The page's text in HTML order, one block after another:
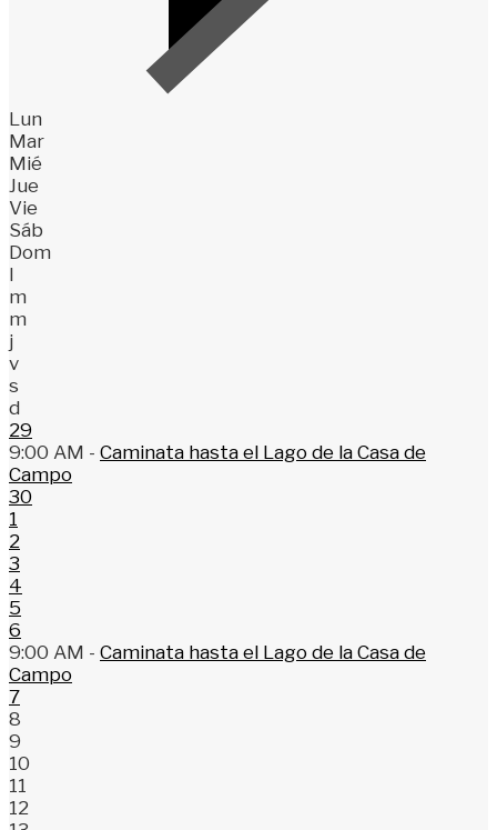
Lun
Mar
Mié
Jue
Vie
Sáb
Dom
l
m
m
j
v
s
d
29
9:00 AM - Caminata hasta el Lago de la Casa de
Campo
30
1
2
3
4
5
6
9:00 AM - Caminata hasta el Lago de la Casa de
Campo
7
8
9
10
11
12